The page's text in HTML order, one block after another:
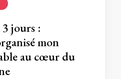
jours :
mon
au cœur du